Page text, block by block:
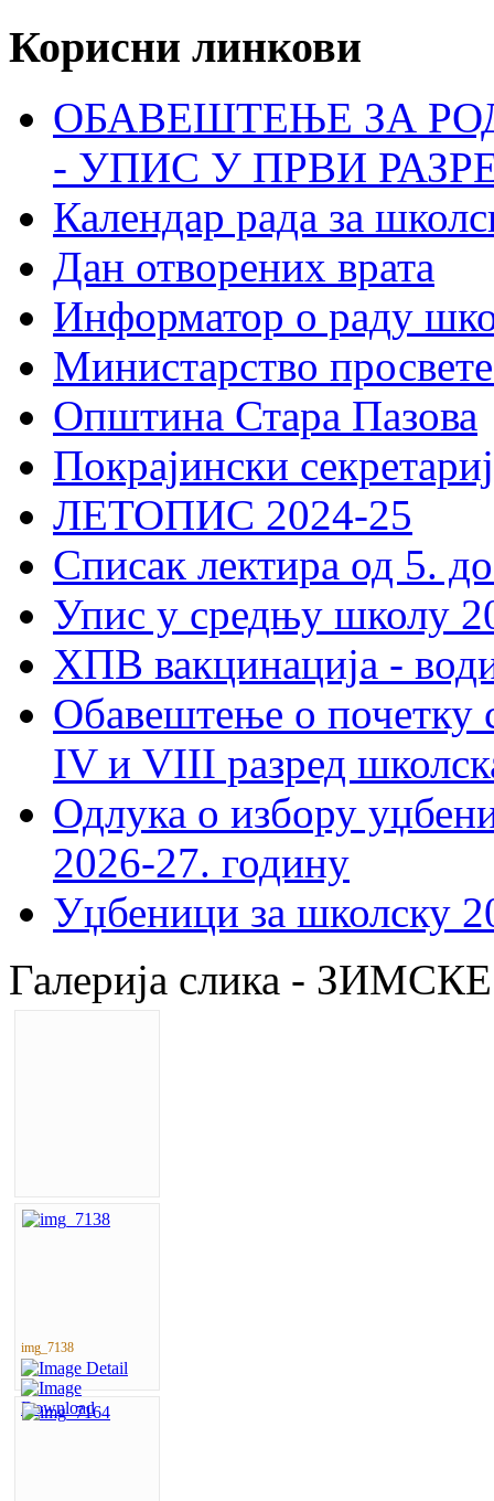
Корисни линкови
ОБАВЕШТЕЊЕ ЗА
- УПИС У ПРВИ
Календар рада за
Дан отворених врата
Информатор о раду
Министарство
Општина Стара Пазова
Покрајински
ЛЕТОПИС 2024-25
Списак лектира од 5.
Упис у средњу школу
ХПВ вакцинација -
Обавештење о почетку
IV и VIII разред
Одлука о избору
2026-27. годину
Уџбеници за школску
Галерија слика -
img_7138